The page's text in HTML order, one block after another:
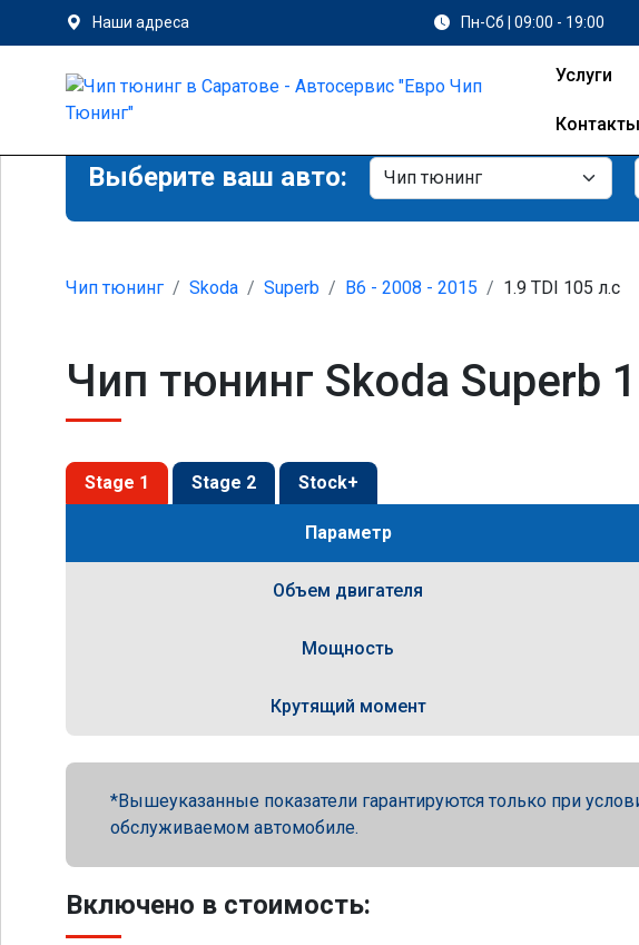
Наши адреса Пн-Сб | 09:00 - 19:00
Услуги
Контакты
Выберите ваш авто:
Чип тюнинг Skoda Superb B6 - 2008 - 2015 1.9 TDI 105 л.с
Чип тюнинг Skoda Superb
Stage 1 Stage 2 Stock+
Параметр
Объем двигателя
Мощность
Крутящий момент
Вышеуказанные показатели гарантируются только при
обслуживаемом автомобиле.
Включено в стоимость: